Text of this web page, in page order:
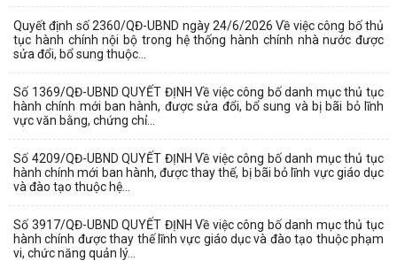
Quyết định số 2360/QĐ-UBND ngày 24/6/2026 Về việc công bố thủ
tục hành chính nội bộ trong hệ thống hành chính nhà nước được
sửa đổi, bổ sung thuộc...
Số 1369/QĐ-UBND QUYẾT ĐỊNH Về việc công bố danh mục thủ tục
hành chính mới ban hành, được sửa đổi, bổ sung và bị bãi bỏ lĩnh
vực văn bằng, chứng chỉ...
Số 4209/QĐ-UBND QUYẾT ĐỊNH Về việc công bố danh mục thủ tục
hành chính mới ban hành, được thay thế, bị bãi bỏ lĩnh vực giáo dục
và đào tạo thuộc hệ...
Số 3917/QĐ-UBND QUYẾT ĐỊNH Về việc công bố danh mục thủ tục
hành chính được thay thế lĩnh vực giáo dục và đào tạo thuộc phạm
vi, chức năng quản lý...